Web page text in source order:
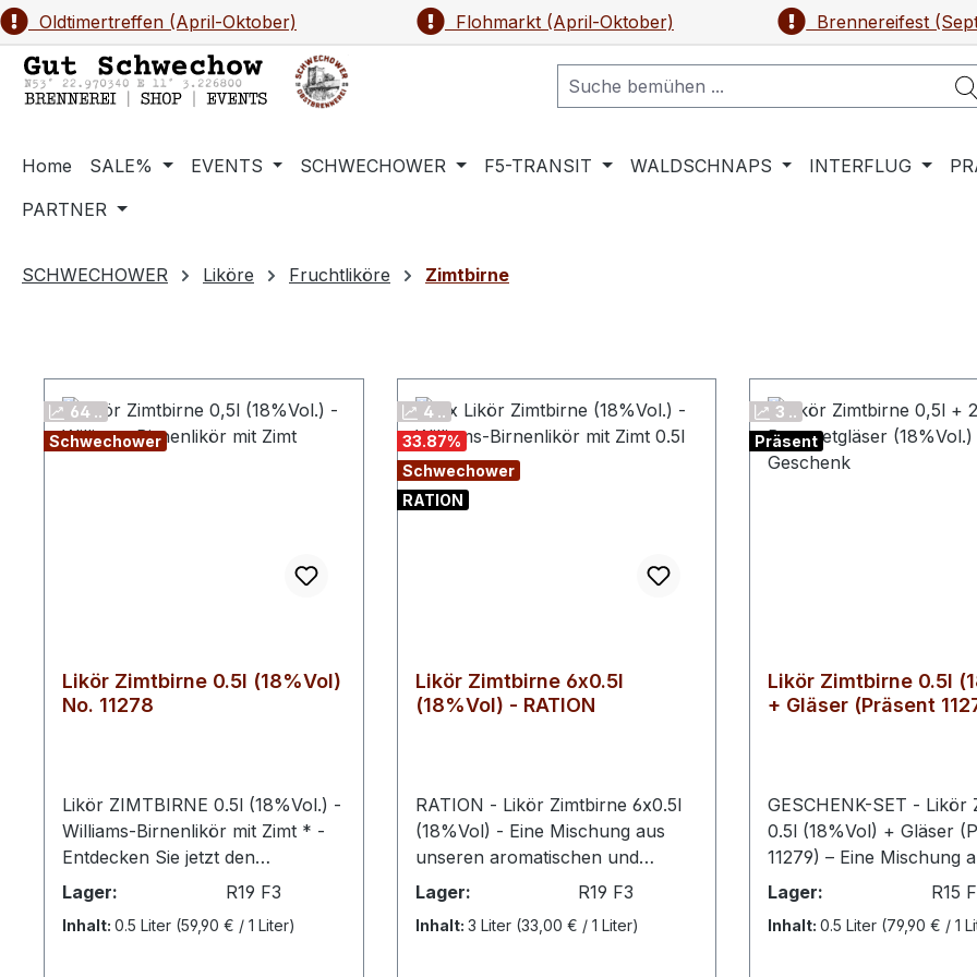
Hauptinhalt springen
Zur Suche springen
Zur Hauptnavigation springen
Oldtimertreffen (April-Oktober) Flohmarkt (April-Oktober) Brennereifest
Home SALE% EVENTS SCHWECHOWER F5-TRANSIT WALDSCHNAPS INTERFLUG
PARTNER
SCHWECHOWER Liköre Fruchtliköre Zimtbirne
64 ..
Schwechower
Likör Zimtbirne 0.5l (18%Vol)
No. 11278
Likör ZIMTBIRNE 0.5l (18%Vol.) -
Williams-Birnenlikör mit Zimt * -
Entdecken Sie jetzt den
einzigartigen Geschmack von
Dieser verführerische Likör ist die
Lager: R19 F3
Inhalt: 0.5 Liter (59,90 € / 1 Liter)
4 ..
33.87%
Schwechower
RATION
Likör Zimtbirne 6x0.5l
(18%Vol) - RATION
RATION - Likör Zimtbirne 6x0.5l
(18%Vol) - Eine Mischung aus
unseren aromatischen und
besonders saftigen Williams-
Ein Muss für jeden Liebhaber
Lager: R19 F3
Inhalt: 3 Liter (33,00 € / 1 Liter)
3 ..
Präsent
Likör Zimtbirne 0.5l
+ Gläser (Präsent
GESCHENK-SET - Likör Zimtbirne
0.5l (18%Vol) + Gläser
11279) – Eine Mischung
unseren aromatischen
Christ-Birnen und
Lager: R15
Inhalt: 0.5 Liter (79,90 € / 1